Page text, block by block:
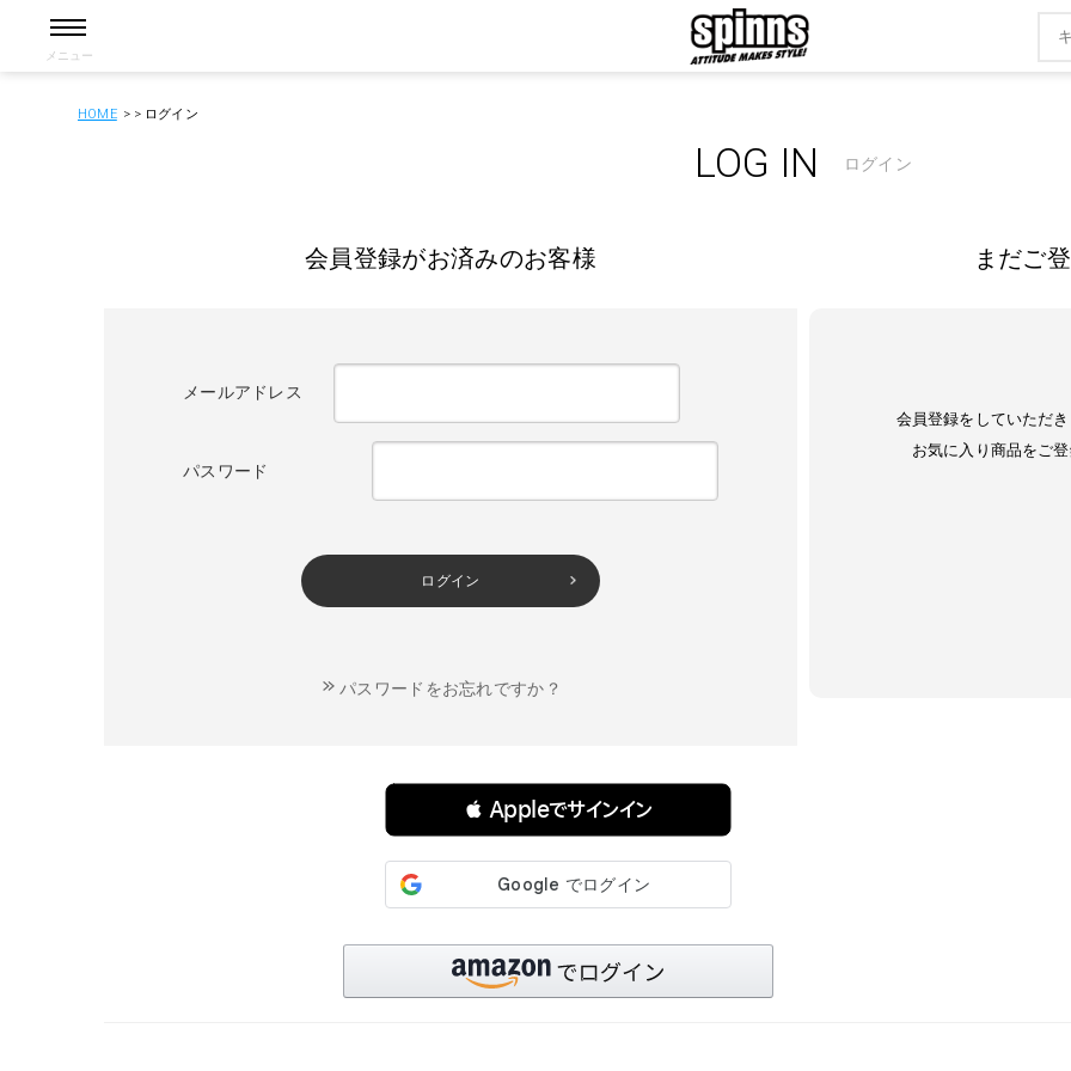
メニュー
HOME ログイン
LOG IN ログイン
会員登録がお済みのお客様
メールアドレス
パスワード
ログイン
パスワードをお忘れですか？
 Appleでサインイン
まだご
会員登録をしていただ
お気に入り商品をご